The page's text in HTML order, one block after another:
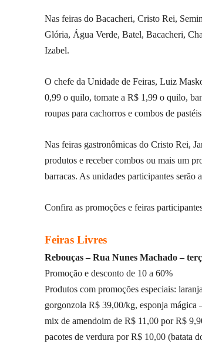
Nas feiras do Bacacheri, Cristo Rei,
Glória, Água Verde, Batel, Bacacheri,
Izabel.
O chefe da Unidade de Feiras, Luiz
0,99 o quilo, tomate a R$ 1,99 o quilo,
roupas para cachorros e combos de
Nas feiras gastronômicas do Cristo Rei,
produtos e receber combos ou mais um
barracas. As unidades participantes serão
Confira as promoções e feiras
Feiras Livres
Rebouças – Rua Nunes Machado –
Promoção e desconto de 10 a 60%
Produtos com promoções especiais:
gorgonzola R$ 39,00/kg, esponja
mix de amendoim de R$ 11,00 por R$
pacotes de verdura por R$ 10,00 (batata